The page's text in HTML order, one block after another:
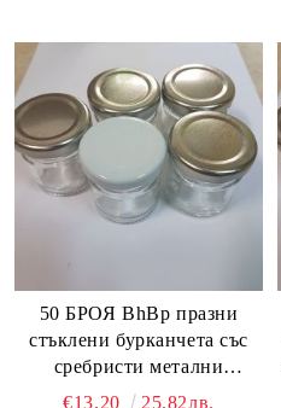
50 БРОЯ BhBp празни
стъклени бурканчета със
сребристи метални
винтови капачки ТО 43 мм
€13.20 25.82лв.